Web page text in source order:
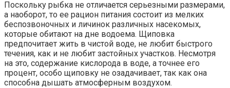
Поскольку рыбка не отличается серьезными размерами,
а наоборот, то ее рацион питания состоит из мелких
беспозвоночных и личинок различных насекомых,
которые обитают на дне водоема. Щиповка
предпочитает жить в чистой воде, не любит быстрого
течения, как и не любит застойных участков. Несмотря
на это, содержание кислорода в воде, а точнее его
процент, особо щиповку не озадачивает, так как она
способна дышать атмосферным воздухом.